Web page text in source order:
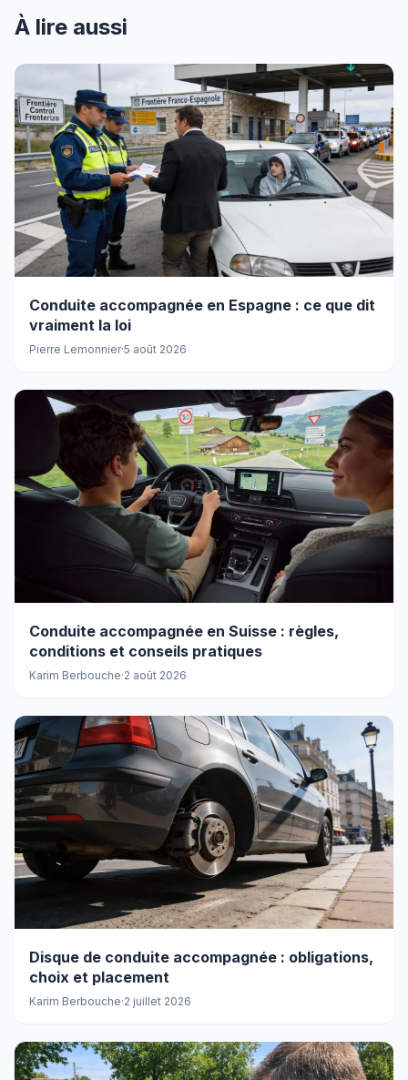
À lire aussi
Conduite accompagnée en Espagne : ce que dit
vraiment la loi
Pierre Lemonnier·5 août 2026
Conduite accompagnée en Suisse : règles,
conditions et conseils pratiques
Karim Berbouche·2 août 2026
Disque de conduite accompagnée : obligations,
choix et placement
Karim Berbouche·2 juillet 2026